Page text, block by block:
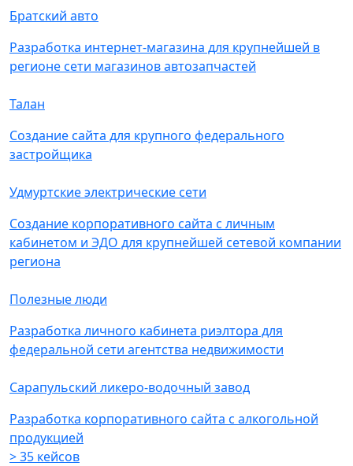
Братский авто
Разработка интернет-магазина для крупнейшей в
регионе сети магазинов автозапчастей
Талан
Создание сайта для крупного федерального
застройщика
Удмуртские электрические сети
Создание корпоративного сайта с личным
кабинетом и ЭДО для крупнейшей сетевой компании
региона
Полезные люди
Разработка личного кабинета риэлтора для
федеральной сети агентства недвижимости
Сарапульский ликеро-водочный завод
Разработка корпоративного сайта с алкогольной
продукцией
> 35 кейсов